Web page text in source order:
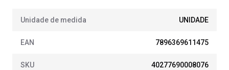
Unidade de medida UNIDADE
EAN 7896369611475
SKU 40277690008076